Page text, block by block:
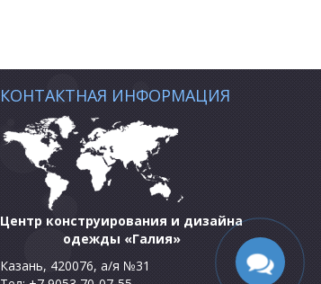
КОНТАКТНАЯ ИНФОРМАЦИЯ
Центр конструирования и дизайна
одежды «Галия»
Казань, 420076, а/я №31